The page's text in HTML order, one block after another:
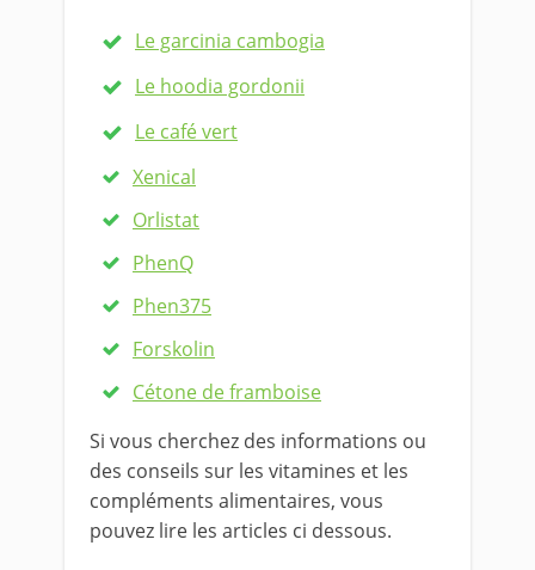
Le garcinia cambogia
Le hoodia gordonii
Le café vert
Xenical
Orlistat
PhenQ
Phen375
Forskolin
Cétone de framboise
Si vous cherchez des informations ou
des conseils sur les vitamines et les
compléments alimentaires, vous
pouvez lire les articles ci dessous.